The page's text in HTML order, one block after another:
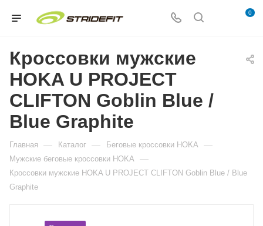
0
Кроссовки мужские
HOKA U PROJECT
CLIFTON Goblin Blue /
Blue Graphite
Главная — Каталог — Беговые кроссовки HOKA —
Мужские беговые кроссовки HOKA —
Кроссовки мужские HOKA U PROJECT CLIFTON Goblin Blue / Blue
Graphite